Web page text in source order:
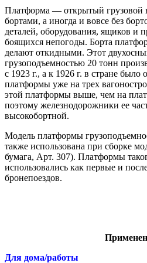
Платформа — открытый грузовой
бортами, а иногда и вовсе без
деталей, оборудования, ящиков и
боящихся непогоды. Борта
делают откидными. Этот
грузоподъемностью 20 тонн
с 1923 г., а к 1926 г. в стране было
платформы уже на трех
этой платформы выше, чем на
поэтому железнодорожники ее
высокобортной.
Модель платформы
также использована при сборке
бумага, Арт. 307). Платформы
использовались как первые и
бронепоездов.
Для дома/работы